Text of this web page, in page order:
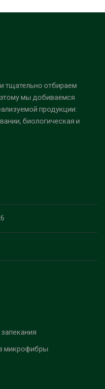
тщательно отбираем
мы добиваемся
продукции:
биологическая и
микрофибры